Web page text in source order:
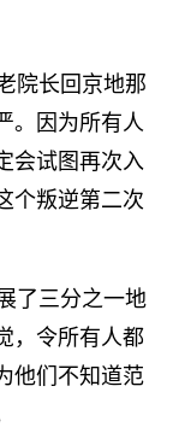
院长回京地那
。因为所有人
会试图再次入
个叛逆第二次
了三分之一地
，令所有人都
他们不知道范